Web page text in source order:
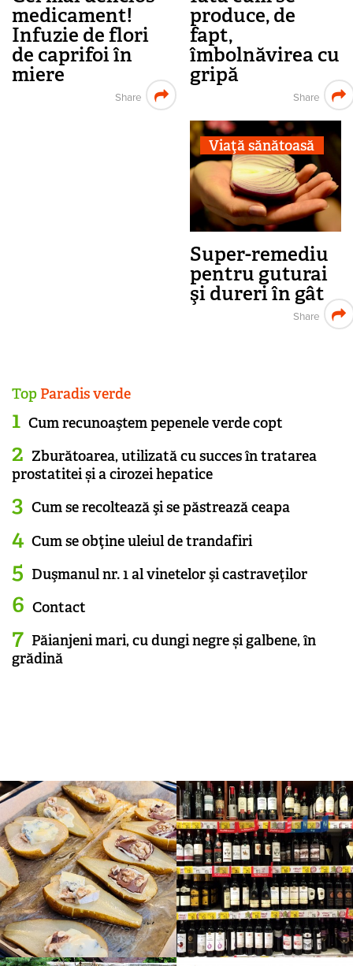
medicament!
Infuzie de flori
de caprifoi în
miere
Share
produce, de
fapt,
îmbolnăvirea cu
gripă
Share
Viaţă sănătoasă
Super-remediu
pentru guturai
şi dureri în gât
Share
Top Paradis verde
Cum recunoaştem pepenele verde copt
Zburătoarea, utilizată cu succes în tratarea
prostatitei și a cirozei hepatice
Cum se recoltează şi se păstrează ceapa
Cum se obţine uleiul de trandafiri
Duşmanul nr. 1 al vinetelor şi castraveţilor
Contact
Păianjeni mari, cu dungi negre și galbene, în
grădină